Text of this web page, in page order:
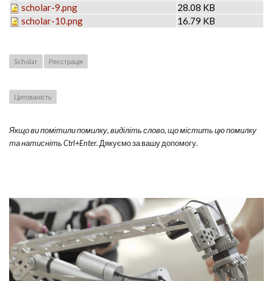
scholar-9.png
28.08 KB
scholar-10.png
16.79 KB
Scholar Реєстрація
Цитованість
Якщо ви помітили помилку, виділіть слово, що містить цю помилку
та натисніть Ctrl+Enter. Дякуємо за вашу допомогу.